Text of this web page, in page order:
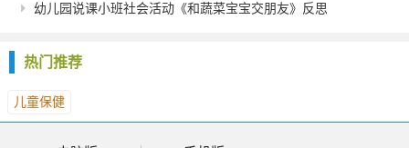
幼儿园说课小班社会活动《和蔬菜宝宝交朋友》反思
热门推荐
儿童保健